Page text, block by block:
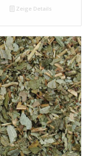
Zeige Details